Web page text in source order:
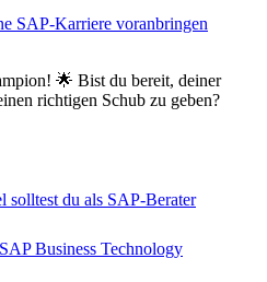
SAP-Karriere voranbringen
🌟 Bist du bereit, deiner
richtigen Schub zu geben?
solltest du als SAP-Berater
Business Technology